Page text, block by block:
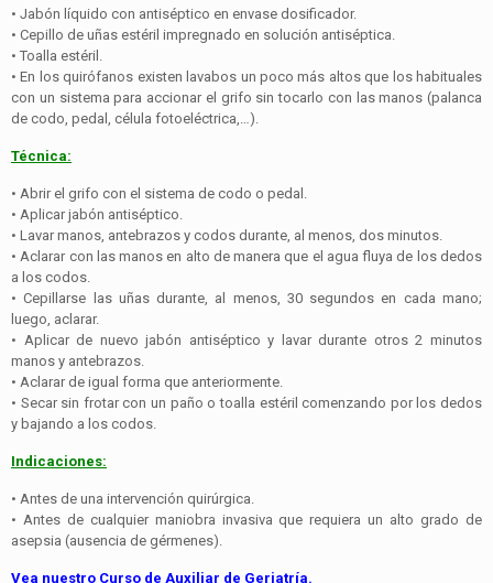
• Jabón líquido con antiséptico en envase dosificador.
• Cepillo de uñas estéril impregnado en solución antiséptica.
• Toalla estéril.
• En los quirófanos existen lavabos un poco más altos que los habituales
con un sistema para accionar el grifo sin tocarlo con las manos (palanca
de codo, pedal, célula fotoeléctrica,…).
Técnica:
• Abrir el grifo con el sistema de codo o pedal.
• Aplicar jabón antiséptico.
• Lavar manos, antebrazos y codos durante, al menos, dos minutos.
• Aclarar con las manos en alto de manera que el agua fluya de los dedos
a los codos.
• Cepillarse las uñas durante, al menos, 30 segundos en cada mano;
luego, aclarar.
• Aplicar de nuevo jabón antiséptico y lavar durante otros 2 minutos
manos y antebrazos.
• Aclarar de igual forma que anteriormente.
• Secar sin frotar con un paño o toalla estéril comenzando por los dedos
y bajando a los codos.
Indicaciones:
• Antes de una intervención quirúrgica.
• Antes de cualquier maniobra invasiva que requiera un alto grado de
asepsia (ausencia de gérmenes).
Vea nuestro Curso de Auxiliar de Geriatría.